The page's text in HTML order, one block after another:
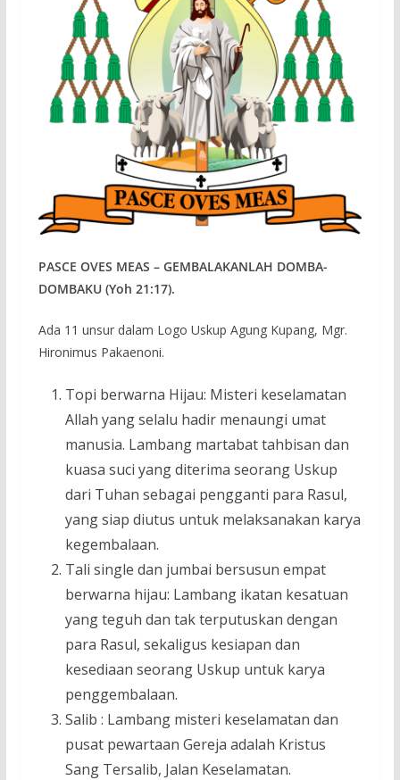
PASCE OVES MEAS – GEMBALAKANLAH DOMBA-
DOMBAKU (Yoh 21:17).
Ada 11 unsur dalam Logo Uskup Agung Kupang, Mgr.
Hironimus Pakaenoni.
Topi berwarna Hijau: Misteri keselamatan
Allah yang selalu hadir menaungi umat
manusia. Lambang martabat tahbisan dan
kuasa suci yang diterima seorang Uskup
dari Tuhan sebagai pengganti para Rasul,
yang siap diutus untuk melaksanakan karya
kegembalaan.
Tali single dan jumbai bersusun empat
berwarna hijau: Lambang ikatan kesatuan
yang teguh dan tak terputuskan dengan
para Rasul, sekaligus kesiapan dan
kesediaan seorang Uskup untuk karya
penggembalaan.
Salib : Lambang misteri keselamatan dan
pusat pewartaan Gereja adalah Kristus
Sang Tersalib, Jalan Keselamatan.